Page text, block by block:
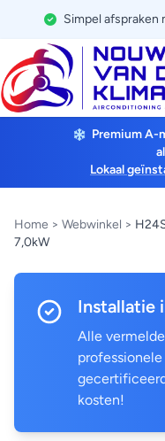
Simpel afspraken
Premium A-
Lokaal
Home > Webwinkel >
7,0kW
Installatie
Alle
kosten!